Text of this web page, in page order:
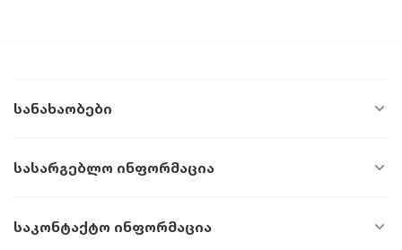
Სანახაობები
Სასარგებლო Ინფორმაცია
Საკონტაქტო Ინფორმაცია